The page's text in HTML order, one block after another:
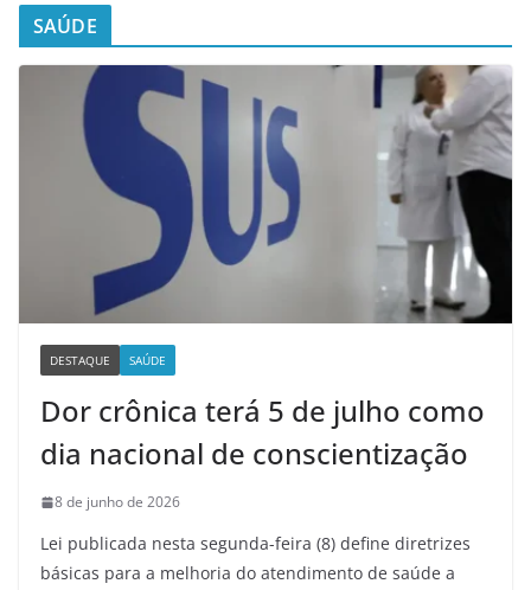
SAÚDE
DESTAQUE SAÚDE
Dor crônica terá 5 de julho como
dia nacional de conscientização
8 de junho de 2026
Lei publicada nesta segunda-feira (8) define diretrizes
básicas para a melhoria do atendimento de saúde a